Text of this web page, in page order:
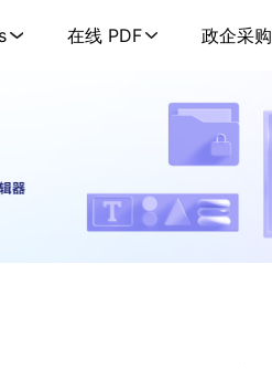
在线 PDF 政企采购